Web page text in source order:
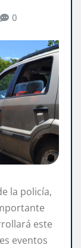
0
la policía,
este
eventos